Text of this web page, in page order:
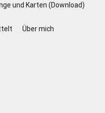
und Karten (Download)
Über mich